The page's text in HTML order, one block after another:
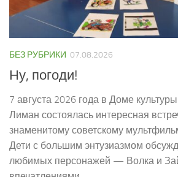
БЕЗ РУБРИКИ 07.08.2026
Ну, погоди!
7 августа 2026 года в Доме
Лиман состоялась интересная
знаменитому советскому
Дети с большим энтузиазмом
любимых персонажей — Волка и